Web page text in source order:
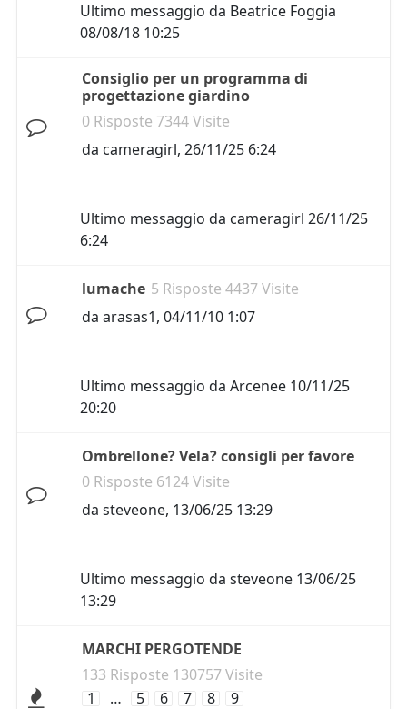
Ultimo messaggio da Beatrice Foggia
08/08/18 10:25
Consiglio per un programma di
progettazione giardino
0 Risposte 7344 Visite
da cameragirl, 26/11/25 6:24
Ultimo messaggio da cameragirl 26/11/25
6:24
lumache 5 Risposte 4437 Visite
da arasas1, 04/11/10 1:07
Ultimo messaggio da Arcenee 10/11/25
20:20
Ombrellone? Vela? consigli per favore
0 Risposte 6124 Visite
da steveone, 13/06/25 13:29
Ultimo messaggio da steveone 13/06/25
13:29
MARCHI PERGOTENDE
133 Risposte 130757 Visite
1
… 5 6 7 8
9